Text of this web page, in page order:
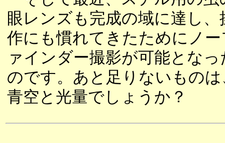
眼レンズも完成の域に達し、
作にも慣れてきたためにノー
ァインダー撮影が可能となっ
のです。あと足りないものは
青空と光量でしょうか？